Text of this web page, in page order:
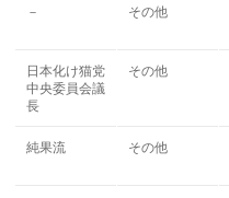
－ その他
日本化け猫党
中央委員会議
長
その他
純果流 その他